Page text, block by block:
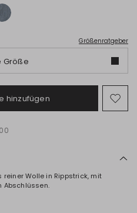
Größenratgeber
Größe
hinzufügen Auf
die
Wolle in Rippstrick, mit
Abschlüssen.